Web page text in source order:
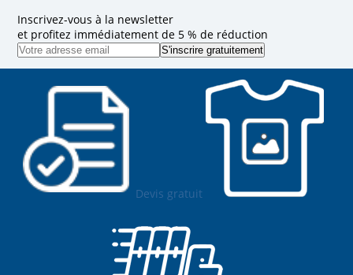
Inscrivez-vous à la newsletter
et profitez immédiatement de 5 % de réduction
Devis gratuit